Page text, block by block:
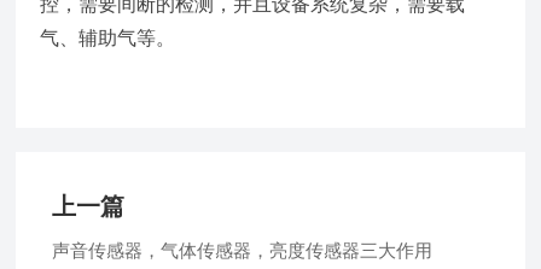
控，需要间断的检测，并且设备系统复杂，需要载
气、辅助气等。
上一篇
声音传感器，气体传感器，亮度传感器三大作用